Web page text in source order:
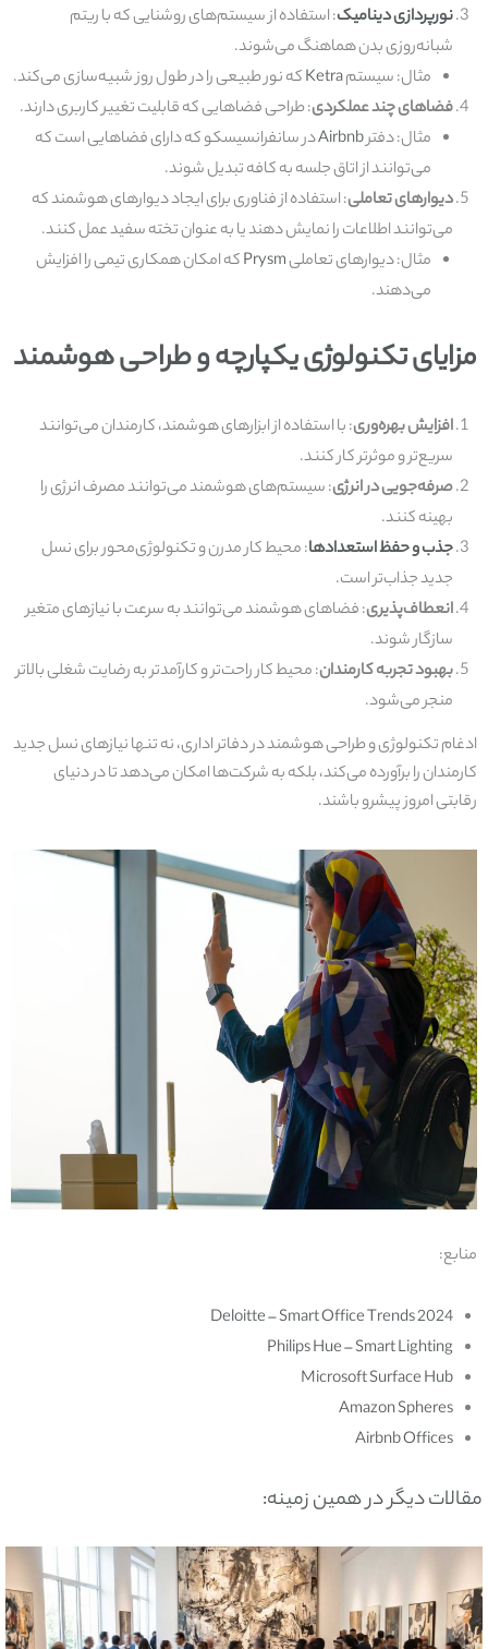
نورپردازی دینامیک: استفاده از سیستم‌های روشنایی که با ریتم
شبانه‌روزی بدن هماهنگ می‌شوند.
مثال: سیستمKetraکه نور طبیعی را در طول روز شبیه‌سازی می‌کند.
فضاهای چند عملکردی: طراحی فضاهایی که قابلیت تغییر کاربری دارند.
مثال: دفترAirbnbدر سانفرانسیسکو که دارای فضاهایی است که
می‌توانند از اتاق جلسه به کافه تبدیل شوند.
دیوارهای تعاملی: استفاده از فناوری برای ایجاد دیوارهای هوشمند که
می‌توانند اطلاعات را نمایش دهند یا به عنوان تخته سفید عمل کنند.
مثال: دیوارهای تعاملیPrysmکه امکان همکاری تیمی را افزایش
می‌دهند.
مزایای تکنولوژی یکپارچه و طراحی هوشمند
افزایش بهره‌وری: با استفاده از ابزارهای هوشمند، کارمندان می‌توانند
سریع‌تر و موثرتر کار کنند.
صرفه‌جویی در انرژی: سیستم‌های هوشمند می‌توانند مصرف انرژی را
بهینه کنند.
جذب و حفظ استعدادها: محیط کار مدرن و تکنولوژی‌محور برای نسل
جدید جذاب‌تر است.
انعطاف‌پذیری: فضاهای هوشمند می‌توانند به سرعت با نیازهای متغیر
سازگار شوند.
بهبود تجربه کارمندان: محیط کار راحت‌تر و کارآمدتر به رضایت شغلی بالاتر
منجر می‌شود.
ادغام تکنولوژی و طراحی هوشمند در دفاتر اداری، نه تنها نیازهای نسل جدید
کارمندان را برآورده می‌کند، بلکه به شرکت‌ها امکان می‌دهد تا در دنیای
رقابتی امروز پیشرو باشند.
منابع:
Deloitte – Smart Office Trends 2024
Philips Hue – Smart Lighting
Microsoft Surface Hub
Amazon Spheres
Airbnb Offices
مقالات دیگر در همین زمینه: